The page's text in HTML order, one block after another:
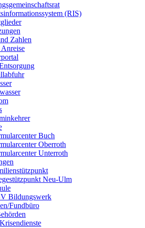
(RIS)
Zahlen
Buch
Oberroth
Unterroth
Neu-Ulm
Bildungswerk
Fundbüro